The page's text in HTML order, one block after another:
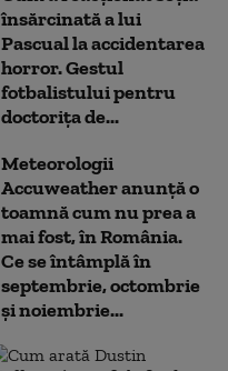
însărcinată a lui
Pascual la accidentarea
horror. Gestul
fotbalistului pentru
doctoriţa de...
Meteorologii
Accuweather anunță o
toamnă cum nu prea a
mai fost, în România.
Ce se întâmplă în
septembrie, octombrie
și noiembrie...